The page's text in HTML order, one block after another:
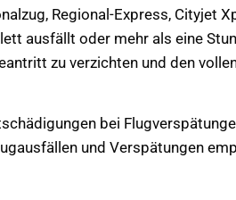
Regional-Express, Cityjet
ausfällt oder mehr als eine
zu verzichten und den
bei
und Verspätungen